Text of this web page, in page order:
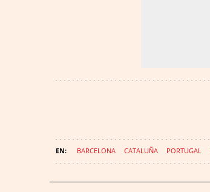
BARCELONA CATALUÑA PORTUGAL